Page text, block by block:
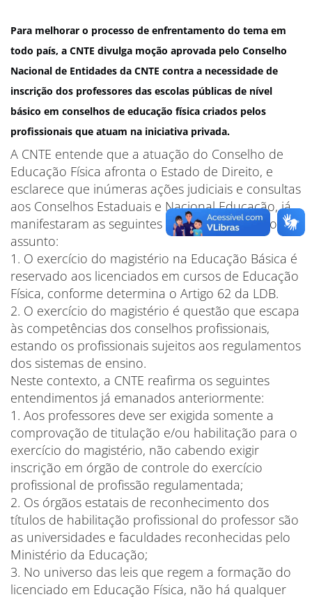
Para melhorar o processo de enfrentamento do tema em
todo país, a CNTE divulga moção aprovada pelo Conselho
Nacional de Entidades da CNTE contra a necessidade de
inscrição dos professores das escolas públicas de nível
básico em conselhos de educação física criados pelos
profissionais que atuam na iniciativa privada.
A CNTE entende que a atuação do Conselho de
Educação Física afronta o Estado de Direito, e
esclarece que inúmeras ações judiciais e consultas
aos Conselhos Estaduais e Nacional Educação, já
manifestaram as seguintes conclusões sobre o
assunto:
1. O exercício do magistério na Educação Básica é
reservado aos licenciados em cursos de Educação
Física, conforme determina o Artigo 62 da LDB.
2. O exercício do magistério é questão que escapa
às competências dos conselhos profissionais,
estando os profissionais sujeitos aos regulamentos
dos sistemas de ensino.
Neste contexto, a CNTE reafirma os seguintes
entendimentos já emanados anteriormente:
1. Aos professores deve ser exigida somente a
comprovação de titulação e/ou habilitação para o
exercício do magistério, não cabendo exigir
inscrição em órgão de controle do exercício
profissional de profissão regulamentada;
2. Os órgãos estatais de reconhecimento dos
títulos de habilitação profissional do professor são
as universidades e faculdades reconhecidas pelo
Ministério da Educação;
3. No universo das leis que regem a formação do
licenciado em Educação Física, não há qualquer